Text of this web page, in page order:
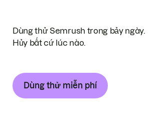
Dùng thử Semrush trong bảy ngày.
Hủy bất cứ lúc nào.
Dùng thử miễn phí